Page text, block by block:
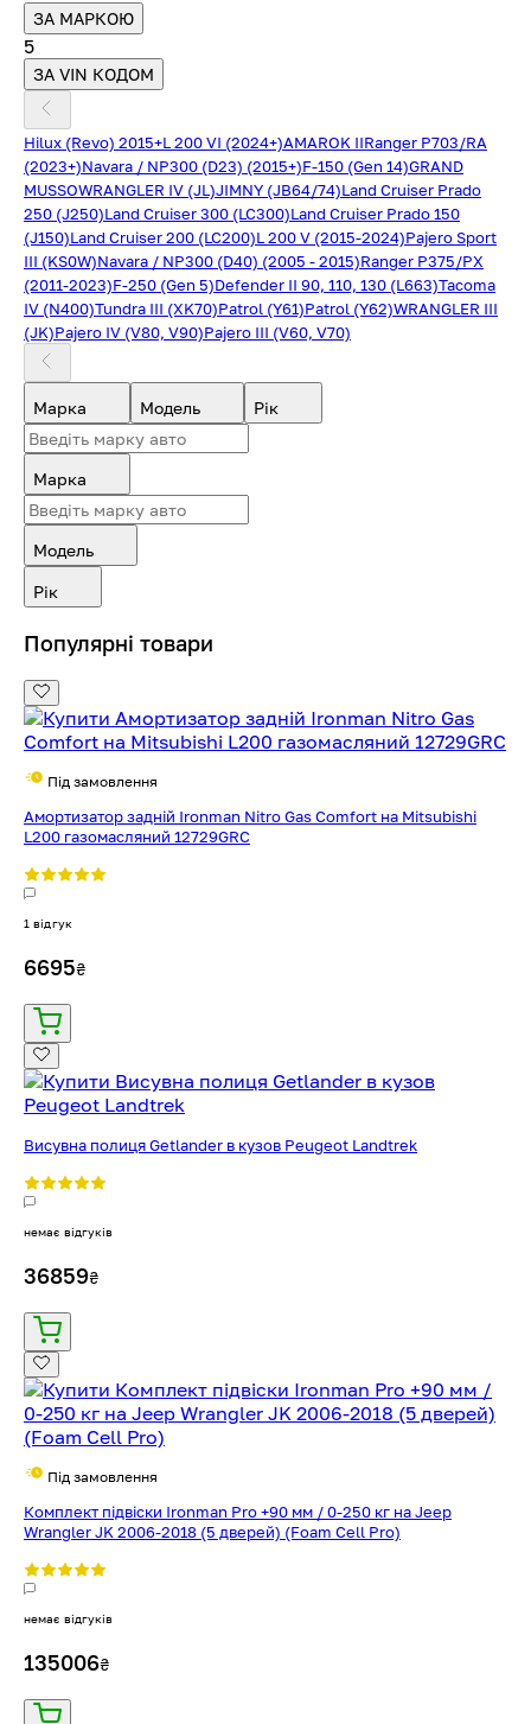
ЗА МАРКОЮ
5
ЗА VIN КОДОМ
Hilux (Revo) 2015+L 200 VI (2024+)AMAROK IIRanger P703/RA
(2023+)Navara / NP300 (D23) (2015+)F-150 (Gen 14)GRAND
MUSSOWRANGLER IV (JL)JIMNY (JB64/74)Land Cruiser Prado
250 (J250)Land Cruiser 300 (LC300)Land Cruiser Prado 150
(J150)Land Cruiser 200 (LC200)L 200 V (2015-2024)Pajero Sport
III (KS0W)Navara / NP300 (D40) (2005 - 2015)Ranger P375/PX
(2011-2023)F-250 (Gen 5)Defender II 90, 110, 130 (L663)Tacoma
IV (N400)Tundra III (XK70)Patrol (Y61)Patrol (Y62)WRANGLER III
(JK)Pajero IV (V80, V90)Pajero III (V60, V70)
Марка Модель Рік
Марка
Модель
Рік
Популярні товари
Під замовлення
Амортизатор задній Ironman Nitro Gas Comfort на Mitsubishi
L200 газомасляний 12729GRC
1 відгук
6695₴
Висувна полиця Getlander в кузов Peugeot Landtrek
немає відгуків
36859₴
Під замовлення
Комплект підвіски Ironman Pro +90 мм / 0-250 кг на Jeep
Wrangler JK 2006-2018 (5 дверей) (Foam Cell Pro)
немає відгуків
135006₴